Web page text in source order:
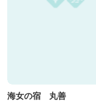
海女の宿 丸善